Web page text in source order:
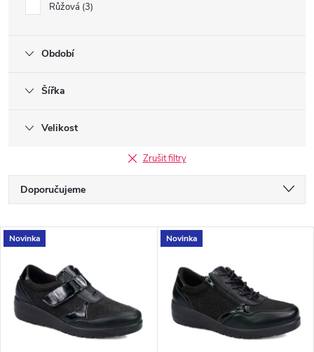
Růžová 3
Období
Šířka
Velikost
Zrušit filtry
Ř
a
e
n
Doporučujeme
Nejdražší
Nejprodávanější
Abecedně
V
ý
p
Novinka Novinka